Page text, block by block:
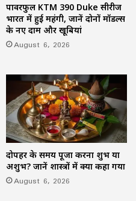
पावरफुल KTM 390 Duke सीरीज
भारत में हुई महंगी, जानें दोनों मॉडल्स
के नए दाम और खूबियां
August 6, 2026
दोपहर के समय पूजा करना शुभ या
अशुभ? जानें शास्त्रों में क्या कहा गया
August 6, 2026